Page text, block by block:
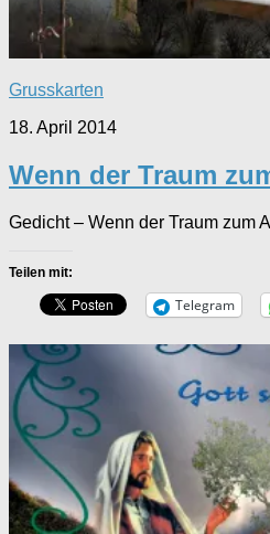
Grusskarten
18. April 2014
Wenn der Traum
Gedicht – Wenn der Traum zum
Teilen mit:
Telegram